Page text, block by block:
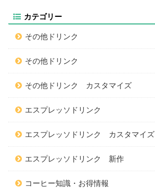
カテゴリー
その他ドリンク
その他ドリンク
その他ドリンク カスタマイズ
エスプレッソドリンク
エスプレッソドリンク カスタマイズ
エスプレッソドリンク 新作
コーヒー知識・お得情報